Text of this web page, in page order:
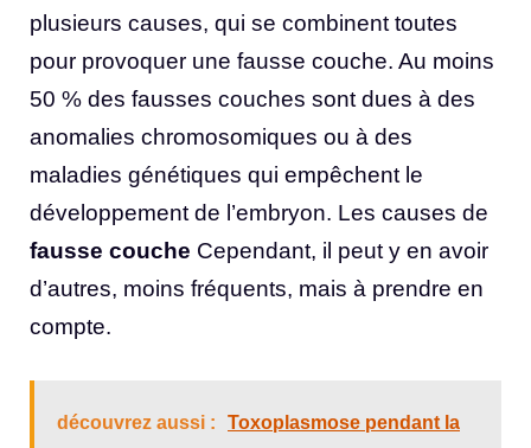
plusieurs causes, qui se combinent toutes
pour provoquer une fausse couche. Au moins
50 % des fausses couches sont dues à des
anomalies chromosomiques ou à des
maladies génétiques qui empêchent le
développement de l’embryon. Les causes de
fausse couche Cependant, il peut y en avoir
d’autres, moins fréquents, mais à prendre en
compte.
découvrez aussi :
Toxoplasmose pendant la